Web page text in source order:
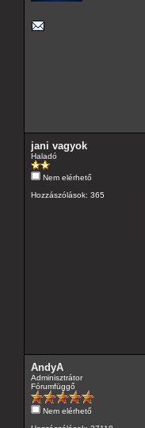
jani vagyok
Haladó
Nem elérhető
Hozzászólások: 365
AndyA
Adminisztrátor
Fórumfüggő
Nem elérhető